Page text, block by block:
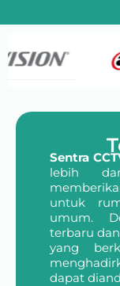
Sentra
lebih
untuk
umum.
terbaru
yang
dapat